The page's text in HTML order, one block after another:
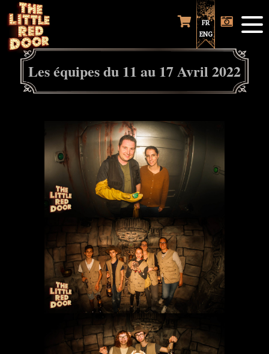
FR
ENG
Les équipes du 11 au 17 Avril 2022